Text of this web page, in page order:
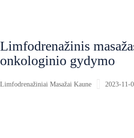
2023-11-
Limfodrenažiniai Masažai Kaune
Limfodrenažinis
onkologinio gydymo